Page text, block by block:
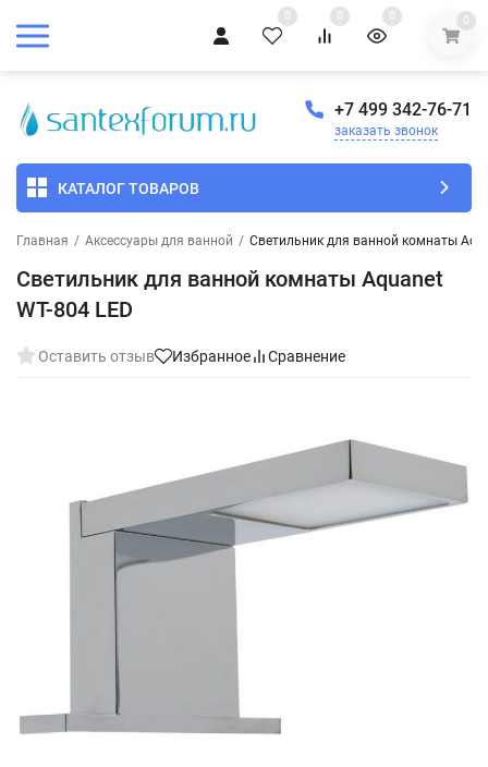
0 0 0 0
+7 499 342-76-71
заказать звонок
КАТАЛОГ ТОВАРОВ
Главная / Аксессуары для ванной / Светильник для ванной комнаты
Светильник для ванной комнаты Aquanet
WT-804 LED
Оставить отзыв Избранное Сравнение